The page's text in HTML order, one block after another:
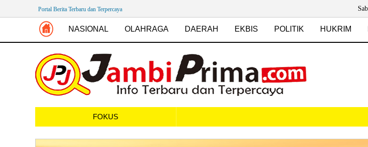
Portal Berita Terbaru dan Terpercaya
NASIONAL OLAHRAGA DAERAH EKBIS POLITIK HUKRIM
FOKUS